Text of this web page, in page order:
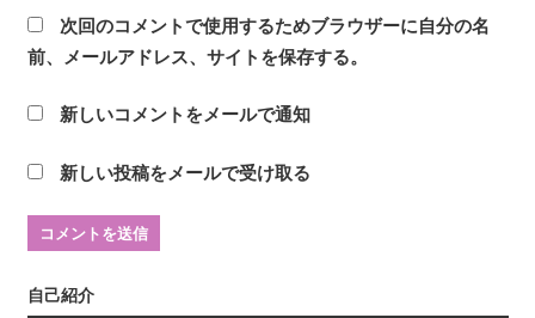
次回のコメントで使用するためブラウザーに自分の名
前、メールアドレス、サイトを保存する。
新しいコメントをメールで通知
新しい投稿をメールで受け取る
自己紹介